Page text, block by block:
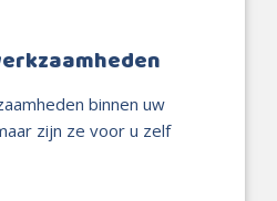
binnen uw
zijn ze voor u zelf